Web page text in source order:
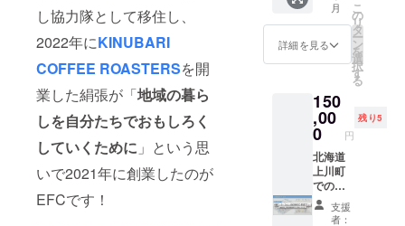
し協力隊として移住し、
2022年にKINUBARI
COFFEE ROASTERSを開
業した絹張が「地域の暮ら
しを自分たちでおもしろく
していくために 」という思
いで2021年に創業したのが
EFCです！
話を聞
くこと
大満足
でし
た、直
面して
いる課
題など
の本音
も語っ
てもら
えたこ
とで、
関する
各種許
可は
2月中に
定で
す。 ※
万が一
宿泊の
許可が
取得で
きな
かった
場合は
ジェク
ト終了
後に
ていた
だきま
す。 ※
ご予約
状況に
よって
はご希
望の日
程でご
これか
らの展
望につ
いても
たっぷ
ししま
す！
【これ
までに
視察に
来てい
ただい
た方々
からの
いう方
も！
ANSHI
NDOの
3階の
オフィ
スを通
常1ヵ月
10,000
円×12か
月＝
120,000
円のと
ころ 年
ン！宿
泊＆交
流会
付！】
志水か
まるっ
と1日か
けて上
川町を
ご案内
しま
す！
ANSHI
NDOの
月
詳細を見る
こ
の
リ
タ
ー
ン
を
選
択
す
る
150
,00
0 円
残り5
北海道
上川町
での企
業研修
や合支援
者：